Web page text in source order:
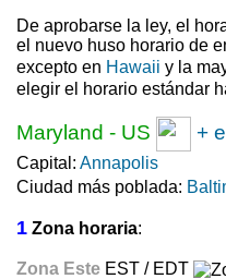
De aprobarse la ley, el
el nuevo huso horario de
excepto en Hawaii y la
elegir el horario estándar
Maryland - US +
Capital: Annapolis
Ciudad más poblada:
1 Zona horaria:
Zona Este EST / EDT